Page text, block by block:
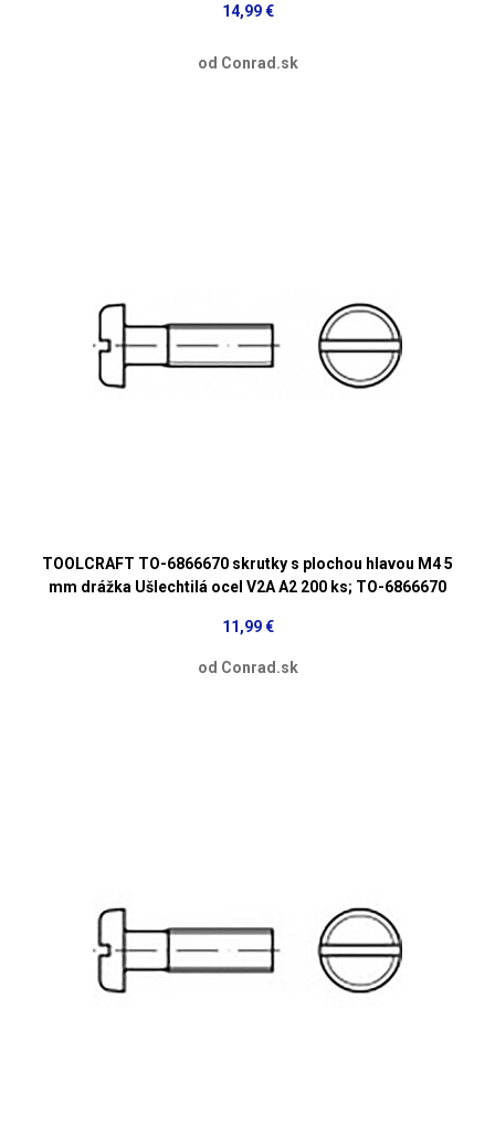
14,99 €
od Conrad.sk
TOOLCRAFT TO-6866670 skrutky s plochou hlavou M4 5
mm drážka Ušlechtilá ocel V2A A2 200 ks; TO-6866670
11,99 €
od Conrad.sk